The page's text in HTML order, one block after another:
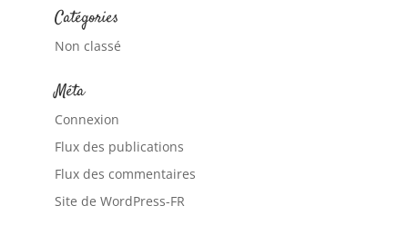
Catégories
Non classé
Méta
Connexion
Flux des publications
Flux des commentaires
Site de WordPress-FR